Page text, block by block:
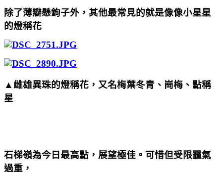
除了薄瓣懸鉤子外，其他最常見的就是像像小星星
的燈稱花
▲雌雄異珠的燈稱花，又名梅葉冬青、崗梅、點稱
星
石梯嶺為今日最高點，展望極佳。可惜但受限霾氣
過重，